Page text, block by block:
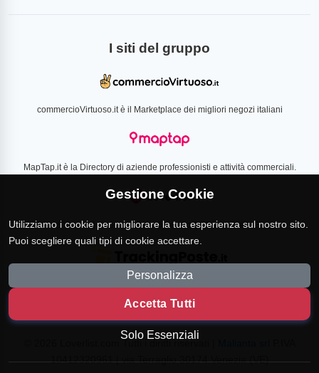
I siti del gruppo
commercioVirtuoso.it è il Marketplace dei migliori negozi italiani
MapTap.it è la Directory di aziende professionisti e attività commerciali.
Loverlist.com è il comparatore di prezzo CSS certificato Google
10412320961 | via Terraglio 30174 Venezia (VE)
Gestione Cookie
Utilizziamo i cookie per migliorare la tua esperienza sul nostro sito.
Puoi scegliere quali tipi di cookie accettare.
Personalizza
Accetta Tutti
Solo Essenziali